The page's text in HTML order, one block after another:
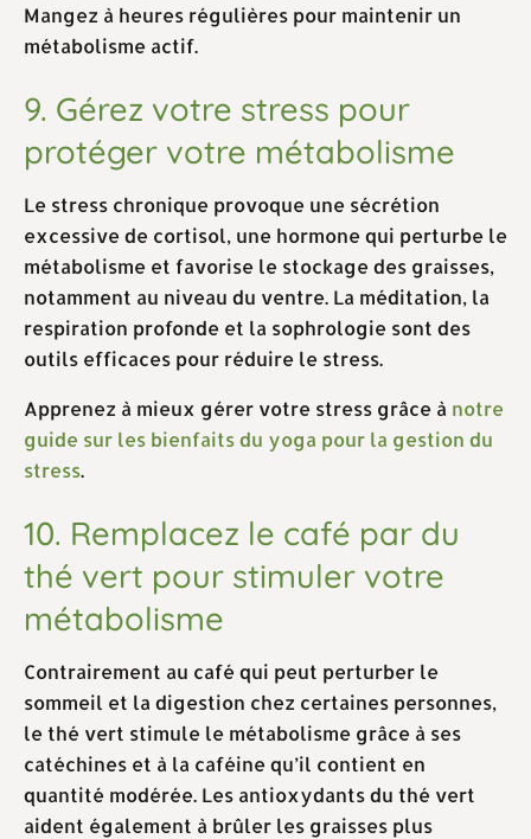
Mangez à heures régulières pour maintenir un
métabolisme actif.
9. Gérez votre stress pour
protéger votre métabolisme
Le stress chronique provoque une sécrétion
excessive de cortisol, une hormone qui perturbe le
métabolisme et favorise le stockage des graisses,
notamment au niveau du ventre. La méditation, la
respiration profonde et la sophrologie sont des
outils efficaces pour réduire le stress.
Apprenez à mieux gérer votre stress grâce à notre
guide sur les bienfaits du yoga pour la gestion du
stress.
10. Remplacez le café par du
thé vert pour stimuler votre
métabolisme
Contrairement au café qui peut perturber le
sommeil et la digestion chez certaines personnes,
le thé vert stimule le métabolisme grâce à ses
catéchines et à la caféine qu’il contient en
quantité modérée. Les antioxydants du thé vert
aident également à brûler les graisses plus